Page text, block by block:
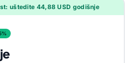
uštedite 44,88 USD godišnje